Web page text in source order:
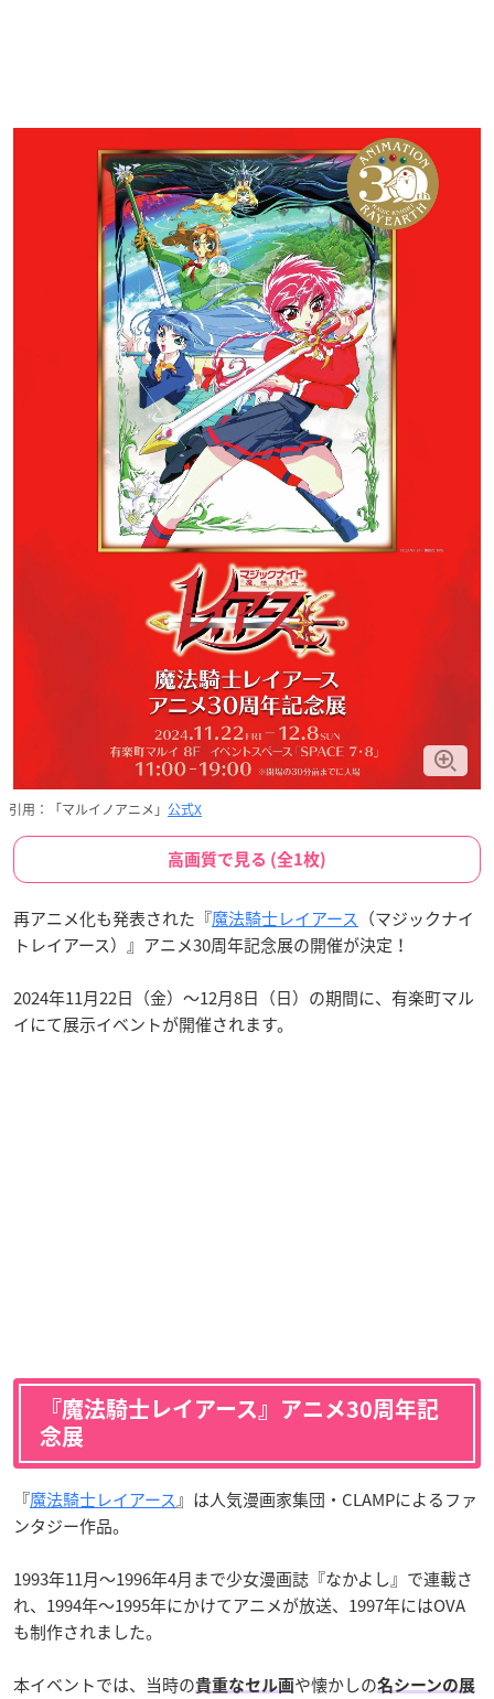
引用：「マルイノアニメ」 公式X
高画質で見る (全1枚)
再アニメ化も発表された『魔法騎士レイアース （マジックナイ
トレイアース）』アニメ30周年記念展の開催が決定！
2024年11月22日（金）〜12月8日（日）の期間に、有楽町マル
イにて展示イベントが開催されます。
『魔法騎士レイアース』アニメ30周年記
念展
『魔法騎士レイアース』は人気漫画家集団・CLAMPによるファ
ンタジー作品。
1993年11月〜1996年4月まで少女漫画誌『なかよし』で連載さ
れ、1994年〜1995年にかけてアニメが放送、1997年にはOVA
も制作されました。
本イベントでは、当時の貴重なセル画や懐かしの名シーンの展